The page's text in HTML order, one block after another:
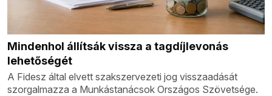
Mindenhol állítsák vissza a tagdíjlevonás
lehetőségét
A Fidesz által elvett szakszervezeti jog visszaadását
szorgalmazza a Munkástanácsok Országos Szövetsége.